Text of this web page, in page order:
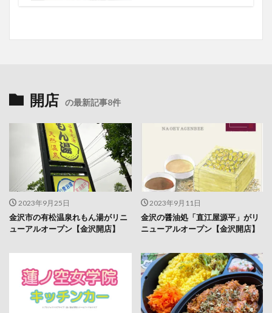
開店 の最新記事8件
2023年9月25日
金沢市の有松温泉れもん湯がリニ
ューアルオープン【金沢開店】
2023年9月11日
金沢の醤油処「直江屋源平」がリ
ニューアルオープン【金沢開店】